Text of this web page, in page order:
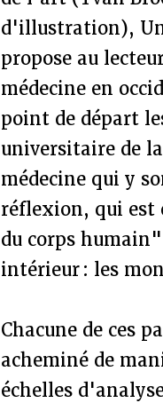
d'illustration),
propose au
médecine en
point de départ
universitaire de
médecine qui y
réflexion, qui est
du corps
intérieur : les
Chacune de ces
acheminé de
échelles